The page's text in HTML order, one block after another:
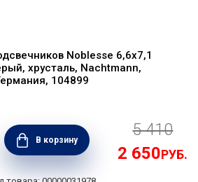
Noblesse 6,6х7,1
хрусталь, Nachtmann,
104899
В корзину
5 410
2 650РУБ.